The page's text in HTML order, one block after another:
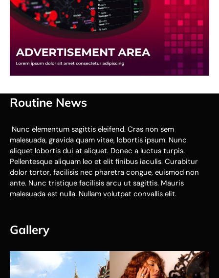
Routine News
Nunc elementum sagittis eleifend. Cras non sem
malesuada, gravida quam vitae, lobortis ipsum. Nunc
aliquet lobortis dui at aliquet. Donec a luctus turpis.
Pellentesque aliquam leo et elit finibus iaculis. Curabitur
dolor tortor, facilisis nec pharetra congue, euismod non
ante. Nunc tristique facilisis arcu ut sagittis. Mauris
malesuada est nulla. Nullam volutpat convallis elit.
Gallery